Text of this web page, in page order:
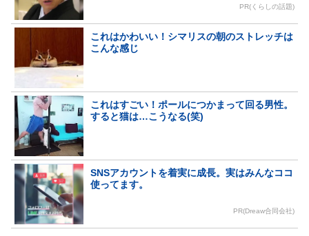
PR(くらしの話題)
これはかわいい！シマリスの朝のストレッチは
こんな感じ
これはすごい！ポールにつかまって回る男性。
すると猫は…こうなる(笑)
SNSアカウントを着実に成長。実はみんなココ
使ってます。
PR(Dreaw合同会社)